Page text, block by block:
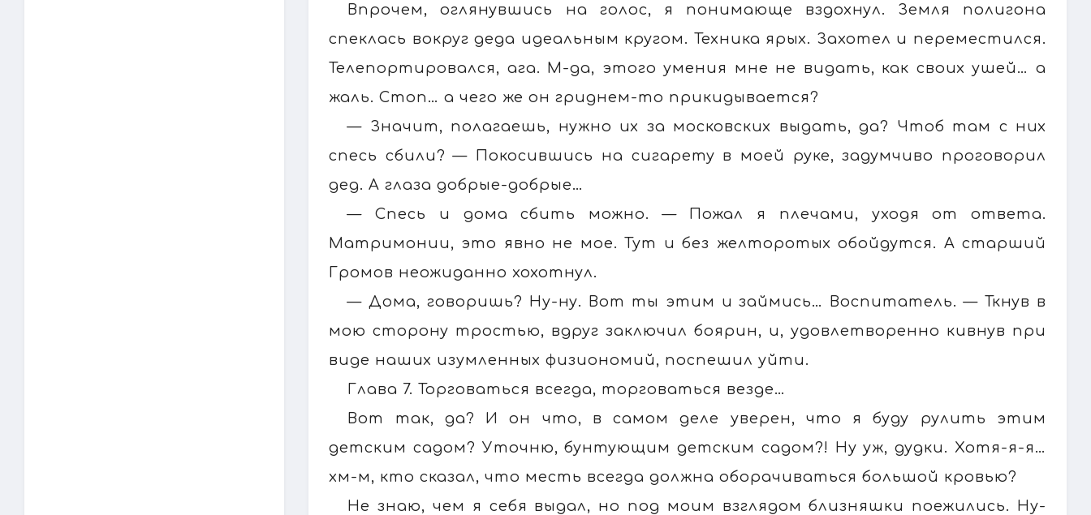
Впрочем, оглянувшись на голос, я понимающе вздохнул. Земля полигона
спеклась вокруг деда идеальным кругом. Техника ярых. Захотел и переместился.
Телепортировался, ага. М-да, этого умения мне не видать, как своих ушей… а
жаль. Стоп… а чего же он гриднем-то прикидывается?
— Значит, полагаешь, нужно их за московских выдать, да? Чтоб там с них
спесь сбили? — Покосившись на сигарету в моей руке, задумчиво проговорил
дед. А глаза добрые-добрые…
— Спесь и дома сбить можно. — Пожал я плечами, уходя от ответа.
Матримонии, это явно не мое. Тут и без желторотых обойдутся. А старший
Громов неожиданно хохотнул.
— Дома, говоришь? Ну-ну. Вот ты этим и займись… Воспитатель. — Ткнув в
мою сторону тростью, вдруг заключил боярин, и, удовлетворенно кивнув при
виде наших изумленных физиономий, поспешил уйти.
Глава 7. Торговаться всегда, торговаться везде…
Вот так, да? И он что, в самом деле уверен, что я буду рулить этим
детским садом? Уточню, бунтующим детским садом?! Ну уж, дудки. Хотя-я-я…
хм-м, кто сказал, что месть всегда должна оборачиваться большой кровью?
Не знаю, чем я себя выдал, но под моим взглядом близняшки поежились. Ну-